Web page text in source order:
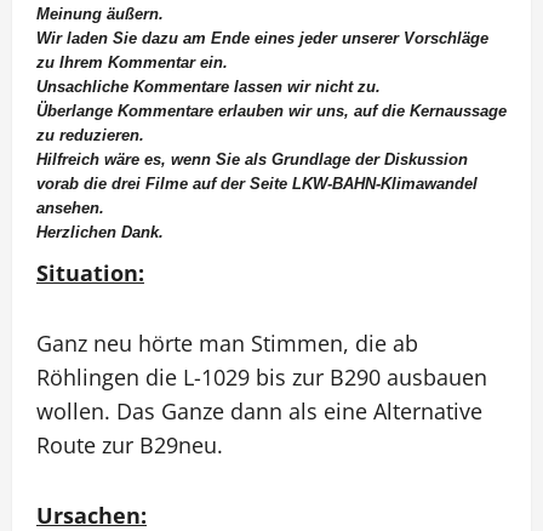
Meinung äußern.
Wir laden Sie dazu am Ende eines jeder unserer Vorschläge
zu Ihrem Kommentar ein.
Unsachliche Kommentare lassen wir nicht zu.
Überlange Kommentare erlauben wir uns, auf die Kernaussage
zu reduzieren.
Hilfreich wäre es, wenn Sie als Grundlage der Diskussion
vorab die drei Filme auf der Seite LKW-BAHN-Klimawandel
ansehen.
Herzlichen Dank.
Situation:
Ganz neu hörte man Stimmen, die ab
Röhlingen die L-1029 bis zur B290 ausbauen
wollen. Das Ganze dann als eine Alternative
Route zur B29neu.
Ursachen: